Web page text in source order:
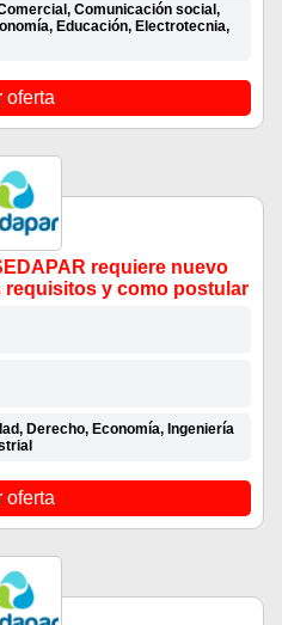
Comunicación social,
Educación, Electrotecnia,
oferta
requiere nuevo
requisitos y como postular
Derecho, Economía, Ingeniería
oferta